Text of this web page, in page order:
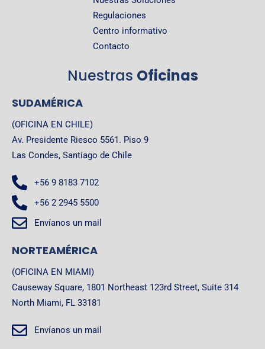
Regulaciones
Centro informativo
Contacto
Nuestras Oficinas
SUDAMÉRICA
(OFICINA EN CHILE)
Av. Presidente Riesco 5561. Piso 9
Las Condes, Santiago de Chile
+56 9 8183 7102
+56 2 2945 5500
Envíanos un mail
NORTEAMÉRICA
(OFICINA EN MIAMI)
Causeway Square, 1801 Northeast 123rd Street, Suite 314
North Miami, FL 33181
Envíanos un mail